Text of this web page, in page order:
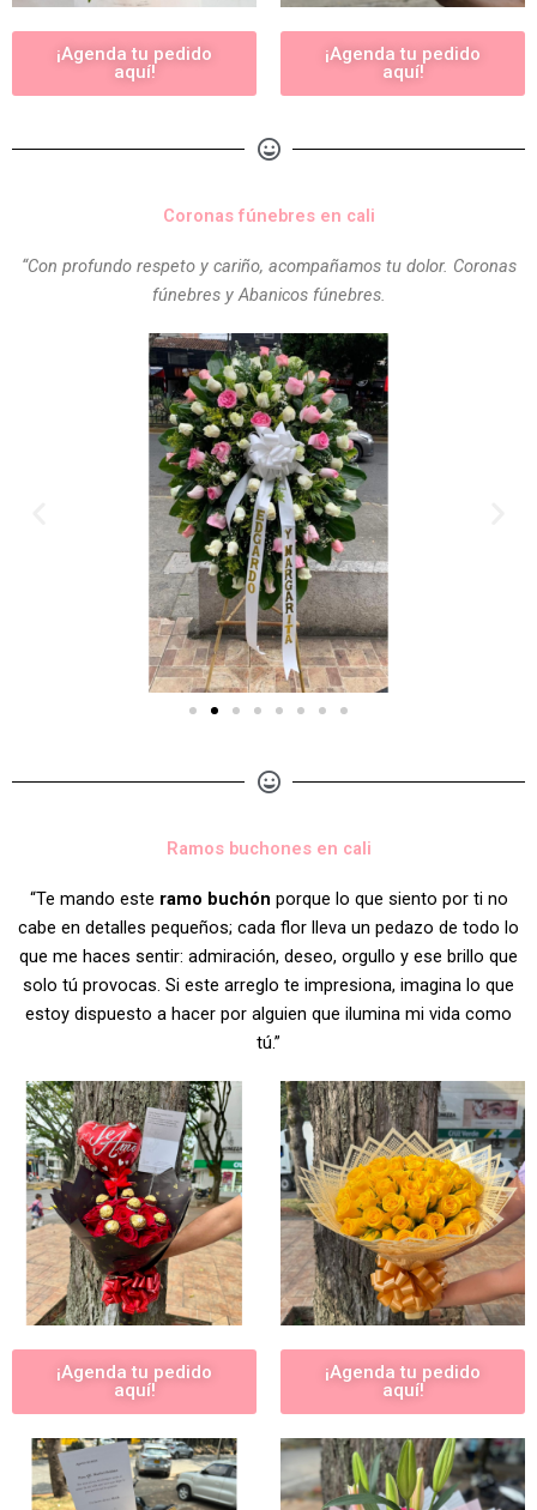
¡Agenda tu pedido
aquí!
¡Agenda tu pedido
aquí!
Coronas fúnebres en cali
“Con profundo respeto y cariño, acompañamos tu dolor. Coronas
fúnebres y Abanicos fúnebres.
Ramos buchones en cali
“Te mando este ramo buchón porque lo que siento por ti no
cabe en detalles pequeños; cada flor lleva un pedazo de todo lo
que me haces sentir: admiración, deseo, orgullo y ese brillo que
solo tú provocas. Si este arreglo te impresiona, imagina lo que
estoy dispuesto a hacer por alguien que ilumina mi vida como
tú.”
¡Agenda tu pedido
aquí!
¡Agenda tu pedido
aquí!